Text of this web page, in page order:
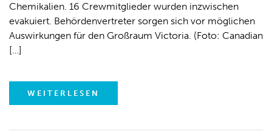
Chemikalien. 16 Crewmitglieder wurden inzwischen
evakuiert. Behördenvertreter sorgen sich vor möglichen
Auswirkungen für den Großraum Victoria. (Foto: Canadian
[…]
WEITERLESEN